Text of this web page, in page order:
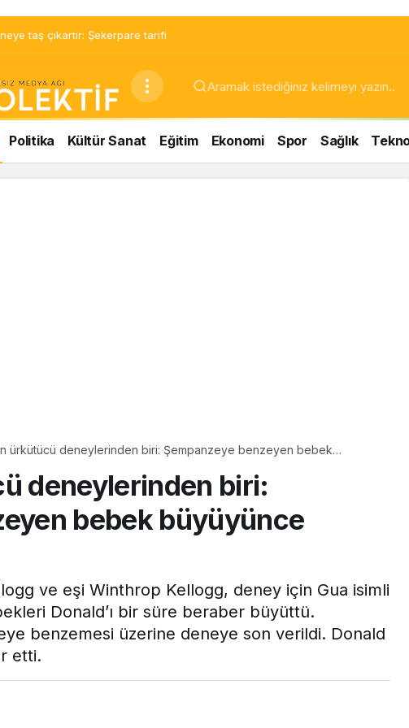
taş çıkartır: Şekerpare tarifi
Politika Kültür Sanat Eğitim Ekonomi Spor Sağlık
ürkütücü deneylerinden biri: Şempanzeye benzeyen bebek
deneylerinden biri:
bebek büyüyünce
ve eşi Winthrop Kellogg, deney için Gua isimli
Donald’ı bir süre beraber büyüttü.
benzemesi üzerine deneye son verildi. Donald
etti.
taş çıkartır:
tarifi
Çayın yanına çok
yakışacak bir mucize:
Brownie tadında ıslak
kurabiye tarifi…